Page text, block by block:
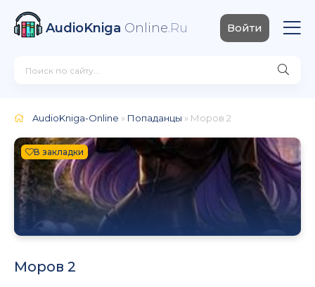
AudioKniga Online.Ru Войти
AudioKniga-Online » Попаданцы » Моров 2
В закладки
Моров 2